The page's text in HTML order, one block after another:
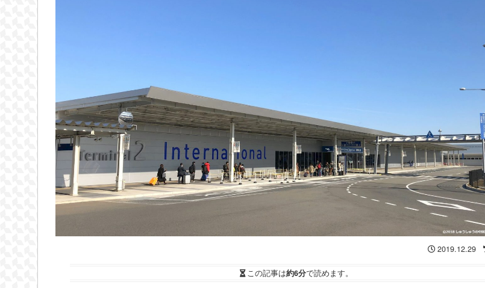
2019.12.29
この記事は約6分で読めます。